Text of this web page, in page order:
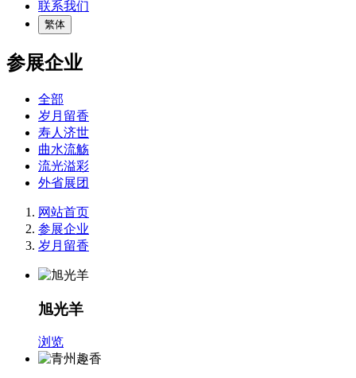
联系我们
繁体
参展企业
全部
岁月留香
寿人济世
曲水流觞
流光溢彩
外省展团
网站首页
参展企业
岁月留香
旭光羊
浏览